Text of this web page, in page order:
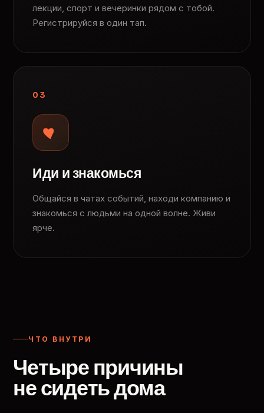
лекции, спорт и вечеринки рядом с тобой.
Регистрируйся в один тап.
03
Иди и знакомься
Общайся в чатах событий, находи компанию и
знакомься с людьми на одной волне. Живи
ярче.
ЧТО ВНУТРИ
Четыре причины
не сидеть дома